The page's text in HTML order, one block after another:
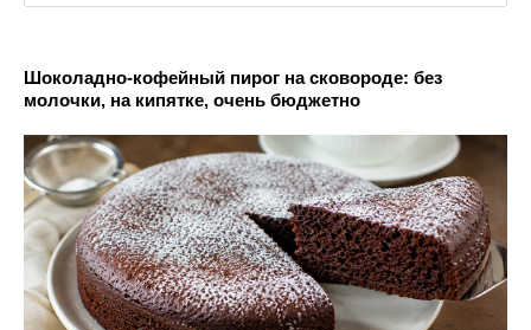
Шоколадно-кофейный пирог на сковороде: без
молочки, на кипятке, очень бюджетно